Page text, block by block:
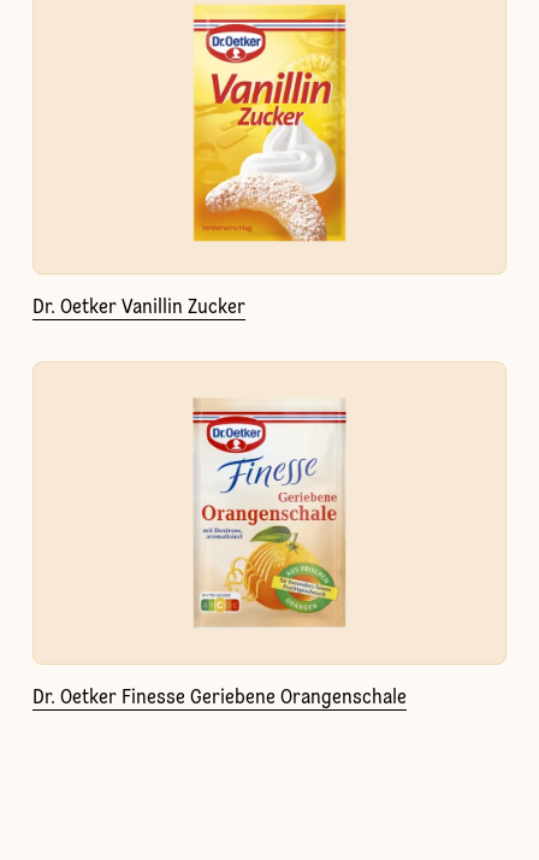
Dr. Oetker Vanillin Zucker
Dr. Oetker Finesse Geriebene Orangenschale